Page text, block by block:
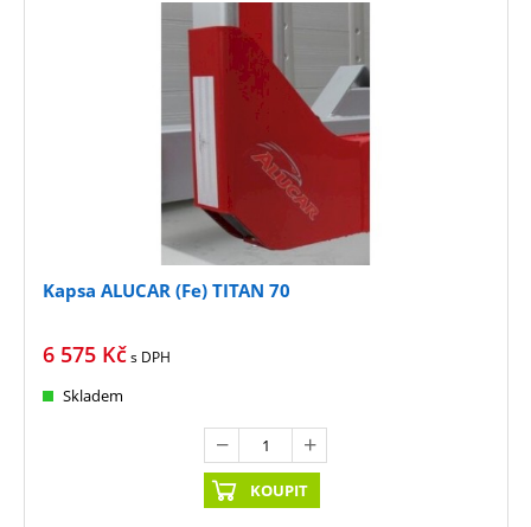
Kapsa ALUCAR (Fe) TITAN 70
6 575 Kčs DPH
Skladem
KOUPIT